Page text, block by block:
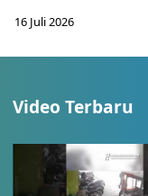
16 Juli 2026
Video Terbaru